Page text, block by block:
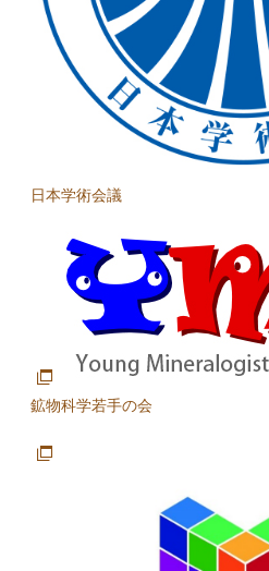
日本学術会議
鉱物科学若手の会